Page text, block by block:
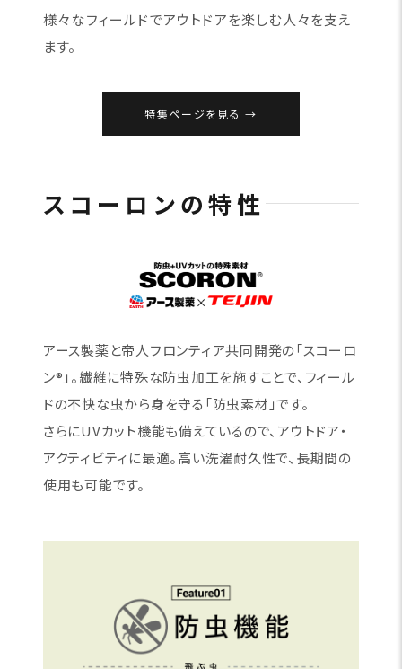
様々なフィールドでアウトドアを楽しむ人々を支え
ます。
特集ページを見る
スコーロンの特性
アース製薬と帝人フロンティア共同開発の「スコーロ
ン®」。繊維に特殊な防虫加工を施すことで、フィール
ドの不快な虫から身を守る「防虫素材」です。
さらにUVカット機能も備えているので、アウトドア・
アクティビティに最適。高い洗濯耐久性で、長期間の
使用も可能です。